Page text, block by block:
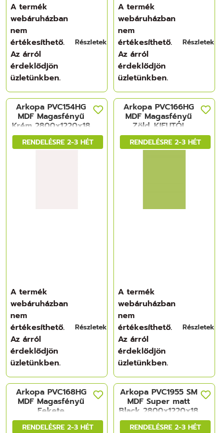
A termék
webáruházban
nem
értékesíthető.
Az árról
érdeklődjön
üzletünkben.
Részletek
A termék
webáruházban
nem
értékesíthető.
Az árról
érdeklődjön
üzletünkben.
Részletek
RENDELÉSRE 2-3 HÉT
Arkopa PVC154HG
MDF Magasfényű
Krém 2800x1220x18
mm
A termék
webáruházban
nem
értékesíthető.
Az árról
érdeklődjön
üzletünkben.
Részletek
RENDELÉSRE 2-3 HÉT
Arkopa PVC166HG
MDF Magasfényű
Zöld_KIFUTÓ!
2800x1220x18 mm
A termék
webáruházban
nem
értékesíthető.
Az árról
érdeklődjön
üzletünkben.
Részletek
RENDELÉSRE 2-3 HÉT
Arkopa PVC168HG
MDF Magasfényű
Fekete
2800x1220x18 mm
RENDELÉSRE 2-3 HÉT
Arkopa PVC1955 SM
MDF Super matt
Black 2800x1220x18
mm